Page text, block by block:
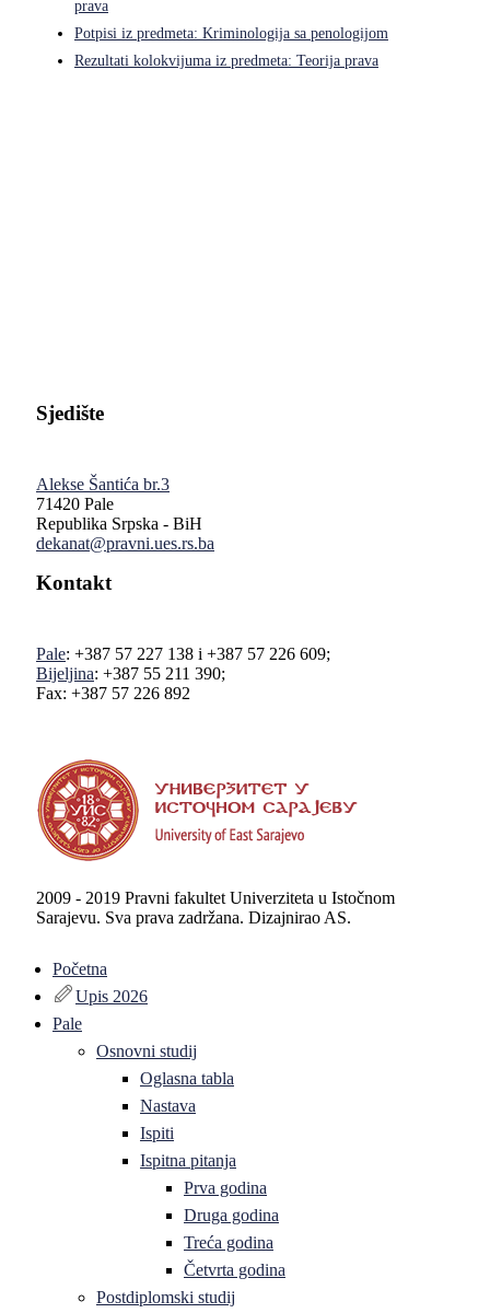
prava
Potpisi iz predmeta: Kriminologija sa penologijom
Rezultati kolokvijuma iz predmeta: Teorija prava
Sjedište
Alekse Šantića br.3
71420 Pale
Republika Srpska - BiH
dekanat@pravni.ues.rs.ba
Kontakt
Pale: +387 57 227 138 i +387 57 226 609;
Bijeljina: +387 55 211 390;
Fax: +387 57 226 892
2009 - 2019 Pravni fakultet Univerziteta u Istočnom
Sarajevu. Sva prava zadržana. Dizajnirao AS.
Početna
Upis 2026
Pale
Osnovni studij
Oglasna tabla
Nastava
Ispiti
Ispitna pitanja
Prva godina
Druga godina
Treća godina
Četvrta godina
Postdiplomski studij